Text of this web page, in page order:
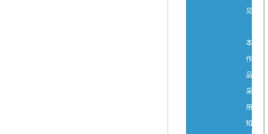
见。
本
作
品
采
用
知